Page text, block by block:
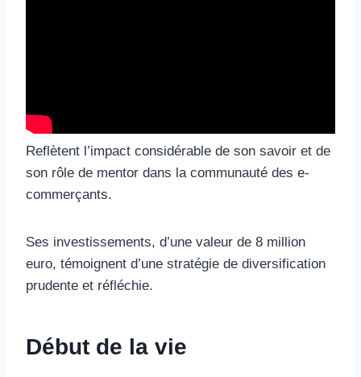
Reflètent l’impact considérable de son savoir et de
son rôle de mentor dans la communauté des e-
commerçants.
Ses investissements, d’une valeur de 8 million
euro, témoignent d’une stratégie de diversification
prudente et réfléchie.
Début de la vie